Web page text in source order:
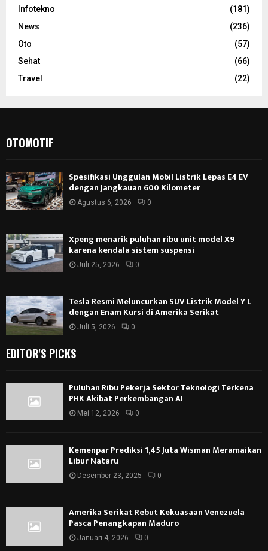
Infotekno
(181)
News
(236)
Oto
(57)
Sehat
(66)
Travel
(22)
OTOMOTIF
Spesifikasi Unggulan Mobil Listrik Lepas E4 EV
dengan Jangkauan 600 Kilometer
Agustus 6, 2026 0
Xpeng menarik puluhan ribu unit model X9
karena kendala sistem suspensi
Juli 25, 2026 0
Tesla Resmi Meluncurkan SUV Listrik Model Y L
dengan Enam Kursi di Amerika Serikat
Juli 5, 2026 0
EDITOR'S PICKS
Puluhan Ribu Pekerja Sektor Teknologi Terkena
PHK Akibat Perkembangan AI
Mei 12, 2026 0
Kemenpar Prediksi 1,45 Juta Wisman Meramaikan
Libur Nataru
Desember 23, 2025 0
Amerika Serikat Rebut Kekuasaan Venezuela
Pasca Penangkapan Maduro
Januari 4, 2026 0